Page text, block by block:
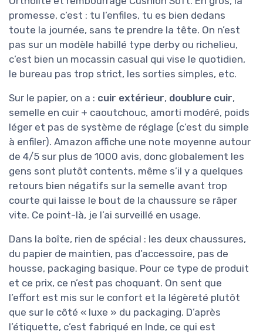
promesse, c’est : tu l’enfiles, tu es bien dedans
toute la journée, sans te prendre la tête. On n’est
pas sur un modèle habillé type derby ou richelieu,
c’est bien un mocassin casual qui vise le quotidien,
le bureau pas trop strict, les sorties simples, etc.
Sur le papier, on a : cuir extérieur, doublure cuir,
semelle en cuir + caoutchouc, amorti modéré, poids
léger et pas de système de réglage (c’est du simple
à enfiler). Amazon affiche une note moyenne autour
de 4/5 sur plus de 1000 avis, donc globalement les
gens sont plutôt contents, même s’il y a quelques
retours bien négatifs sur la semelle avant trop
courte qui laisse le bout de la chaussure se râper
vite. Ce point-là, je l’ai surveillé en usage.
Dans la boîte, rien de spécial : les deux chaussures,
du papier de maintien, pas d’accessoire, pas de
housse, packaging basique. Pour ce type de produit
et ce prix, ce n’est pas choquant. On sent que
l’effort est mis sur le confort et la légèreté plutôt
que sur le côté « luxe » du packaging. D’après
l’étiquette, c’est fabriqué en Inde, ce qui est